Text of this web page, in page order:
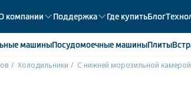
компании Поддержка Где купитьБлог
машиныПосудомоечныемашиныПлиты
Холодильники С нижней морозильной камерой